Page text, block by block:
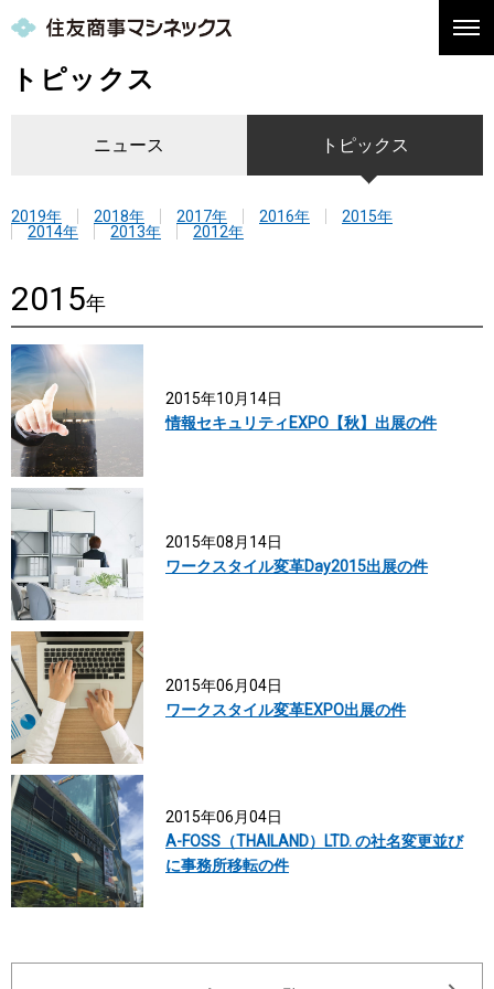
トピックス
ニュース トピックス
2019年 2018年 2017年 2016年
2015年
2014年
2013年 2012年
2015年
2015年10月14日
情報セキュリティEXPO【秋】出展の件
2015年08月14日
ワークスタイル変革Day2015出展の件
2015年06月04日
ワークスタイル変革EXPO出展の件
2015年06月04日
A-FOSS（THAILAND）LTD. の社名変更並び
に事務所移転の件